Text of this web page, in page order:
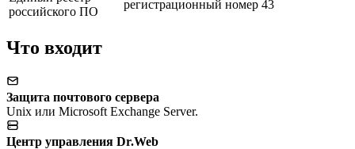
российского ПО
регистрационный номер 43
Что входит
Защита почтового сервера
Unix или Microsoft Exchange Server.
Центр управления Dr.Web